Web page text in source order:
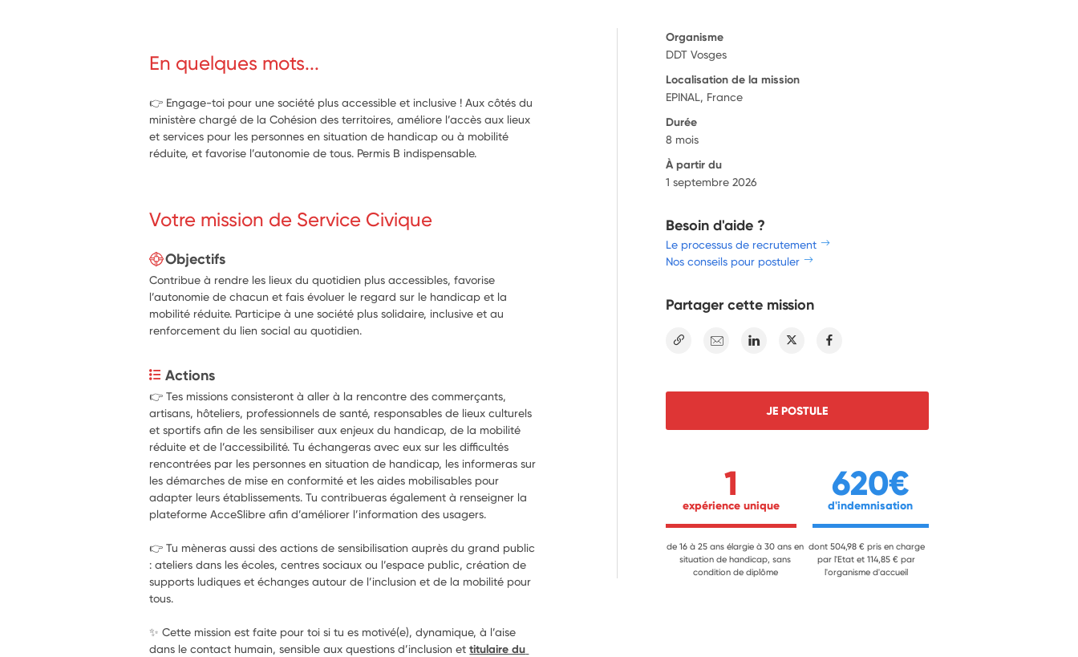
En quelques mots...
👉 Engage-toi pour une société plus accessible et inclusive ! Aux côtés du
ministère chargé de la Cohésion des territoires, améliore l’accès aux lieux
et services pour les personnes en situation de handicap ou à mobilité
réduite, et favorise l’autonomie de tous. Permis B indispensable.
Votre mission de Service Civique
Objectifs
Contribue à rendre les lieux du quotidien plus accessibles, favorise
l’autonomie de chacun et fais évoluer le regard sur le handicap et la
mobilité réduite. Participe à une société plus solidaire, inclusive et au
renforcement du lien social au quotidien.
Actions
👉 Tes missions consisteront à aller à la rencontre des commerçants,
artisans, hôteliers, professionnels de santé, responsables de lieux culturels
et sportifs afin de les sensibiliser aux enjeux du handicap, de la mobilité
réduite et de l’accessibilité. Tu échangeras avec eux sur les difficultés
rencontrées par les personnes en situation de handicap, les informeras sur
les démarches de mise en conformité et les aides mobilisables pour
adapter leurs établissements. Tu contribueras également à renseigner la
plateforme AcceSlibre afin d’améliorer l’information des usagers.
👉 Tu mèneras aussi des actions de sensibilisation auprès du grand public
: ateliers dans les écoles, centres sociaux ou l’espace public, création de
supports ludiques et échanges autour de l’inclusion et de la mobilité pour
tous.
✨ Cette mission est faite pour toi si tu es motivé(e), dynamique, à l’aise
dans le contact humain, sensible aux questions d’inclusion et titulaire du
Organisme
DDT Vosges
Localisation de la mission
EPINAL, France
Durée
8 mois
À partir du
1 septembre 2026
Besoin d'aide ?
Le processus de recrutement
Nos conseils pour postuler
Partager cette mission
E-mail Linkedin Twitter
JE POSTULE
1
expérience unique
de 16 à 25 ans élargie à 30 ans en
situation de handicap, sans
condition de diplôme
620€
d'indemnisation
dont 504,98 € pris en charge
par l'Etat et 114,85 € par
l'organisme d'accueil